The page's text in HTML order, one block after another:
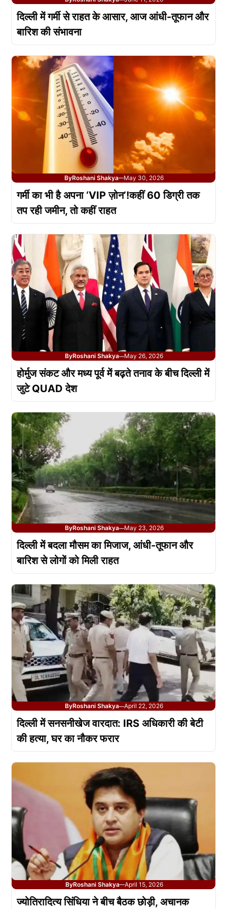
दिल्ली में गर्मी से राहत के आसार, आज आंधी-तूफान और
बारिश की संभावना
ByRoshani Shakya—May 30, 2026
गर्मी का भी है अपना ‘VIP ज़ोन’!कहीं 60 डिग्री तक
तप रही जमीन, तो कहीं राहत
ByRoshani Shakya—May 26, 2026
होर्मुज संकट और मध्य पूर्व में बढ़ते तनाव के बीच दिल्ली में
जुटे QUAD देश
ByRoshani Shakya—May 23, 2026
दिल्ली में बदला मौसम का मिजाज, आंधी-तूफान और
बारिश से लोगों को मिली राहत
ByRoshani Shakya—April 22, 2026
दिल्ली में सनसनीखेज वारदात: IRS अधिकारी की बेटी
की हत्या, घर का नौकर फरार
ByRoshani Shakya—April 15, 2026
ज्योतिरादित्य सिंधिया ने बीच बैठक छोड़ी, अचानक